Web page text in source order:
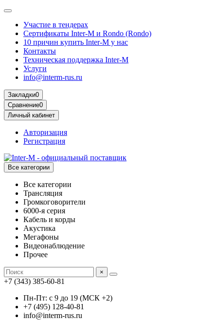
Участие в тендерах
Сертификаты Inter-M и Rondo (Rondo)
10 причин купить Inter-M у нас
Контакты
Техническая поддержка Inter-M
Услуги
info@interm-rus.ru
Закладки0
Сравнение0
Личный кабинет
Авторизация
Регистрация
Все категории
Все категории
Трансляция
Громкоговорители
6000-я серия
Кабель и корды
Акустика
Мегафоны
Видеонаблюдение
Прочее
×
+7 (343) 385-60-81
Пн-Пт: с 9 до 19 (МСК +2)
+7 (495) 128-40-81
info@interm-rus.ru